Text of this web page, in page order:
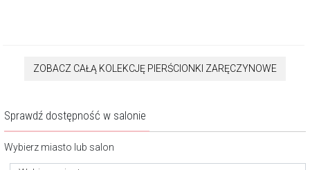
ZOBACZ CAŁĄ KOLEKCJĘ PIERŚCIONKI ZARĘCZYNOWE
Sprawdź dostępność w salonie
Wybierz miasto lub salon